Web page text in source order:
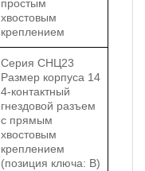
простым
хвостовым
креплением
Серия СНЦ23
Размер корпуса 14
4-контактный
гнездовой разъем
с прямым
хвостовым
креплением
(позиция ключа: B)